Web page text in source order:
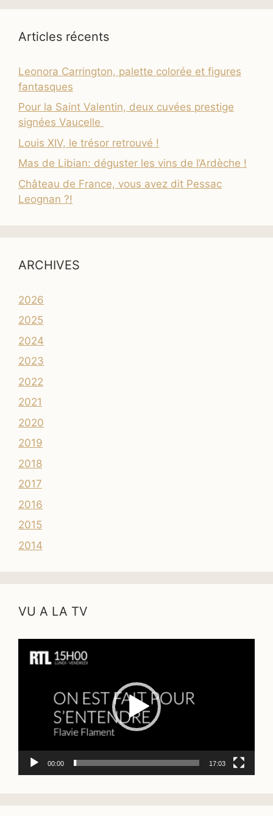
Articles récents
Leonora Carrington, palette colorée et figures
fantasques
Pour la Saint Valentin, deux cuvées prestige
signées Vaucelle
Louis XIV, le trésor retrouvé !
Mas de Libian: déguster les vins de l’Ardèche !
Château de France, vous avez dit Pessac
Leognan ?!
ARCHIVES
2026
2025
2024
2023
2022
2021
2020
2019
2018
2017
2016
2015
2014
VU A LA TV
vidéo
00:00 17:03